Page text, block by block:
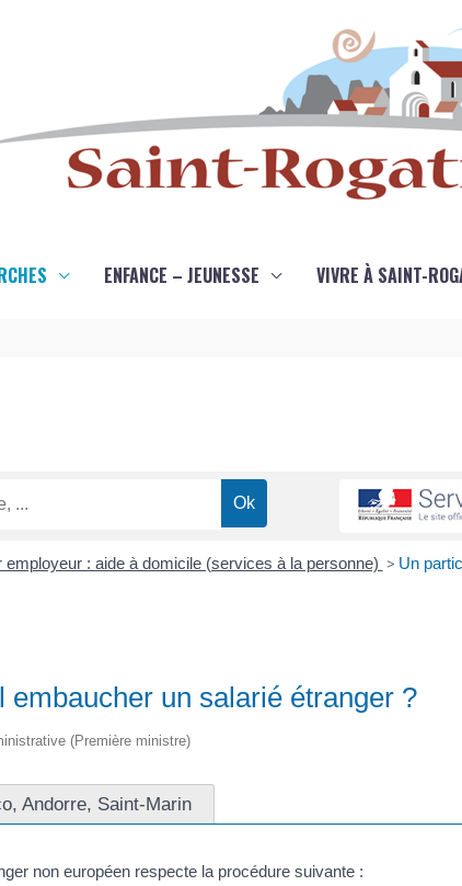
ENFANCE – JEUNESSE VIVRE À SAINT-
employeur : aide à domicile (services à la personne) > Un
un salarié étranger ?
(Première ministre)
Andorre, Saint-Marin
non européen respecte la procédure suivante :